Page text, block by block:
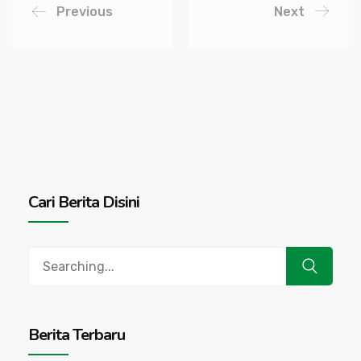
Previous Next
Cari Berita Disini
Berita Terbaru